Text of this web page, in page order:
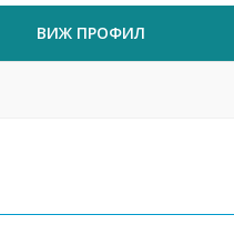
ВИЖ ПРОФИЛ